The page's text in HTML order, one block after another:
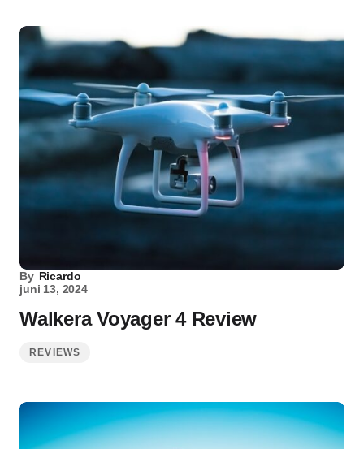
By Ricardo
juni 13, 2024
Walkera Voyager 4 Review
REVIEWS